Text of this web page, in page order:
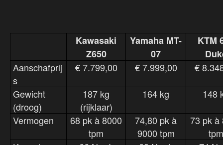
Kawasaki
Z650
Yamaha MT-
07
KTM
Aanschafprij
s
€ 7.799,00 € 7.999,00 €
Gewicht
(droog)
187 kg
(rijklaar)
164 kg 148
Vermogen
68 pk à 8000
tpm
74,80 pk à
9000 tpm
73 pk à
tpm